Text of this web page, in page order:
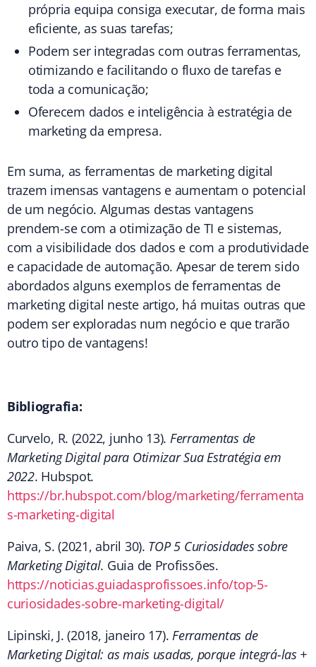
própria equipa consiga executar, de forma mais
eficiente, as suas tarefas;
Podem ser integradas com outras ferramentas,
otimizando e facilitando o fluxo de tarefas e
toda a comunicação;
Oferecem dados e inteligência à estratégia de
marketing da empresa.
Em suma, as ferramentas de marketing digital
trazem imensas vantagens e aumentam o potencial
de um negócio. Algumas destas vantagens
prendem-se com a otimização de TI e sistemas,
com a visibilidade dos dados e com a produtividade
e capacidade de automação. Apesar de terem sido
abordados alguns exemplos de ferramentas de
marketing digital neste artigo, há muitas outras que
podem ser exploradas num negócio e que trarão
outro tipo de vantagens!
Bibliografia:
Curvelo, R. (2022, junho 13). Ferramentas de
Marketing Digital para Otimizar Sua Estratégia em
2022. Hubspot.
https://br.hubspot.com/blog/marketing/ferramenta
s-marketing-digital
Paiva, S. (2021, abril 30). TOP 5 Curiosidades sobre
Marketing Digital. Guia de Profissões.
https://noticias.guiadasprofissoes.info/top-5-
curiosidades-sobre-marketing-digital/
Lipinski, J. (2018, janeiro 17).Ferramentas de
Marketing Digital: as mais usadas, porque integrá-las +